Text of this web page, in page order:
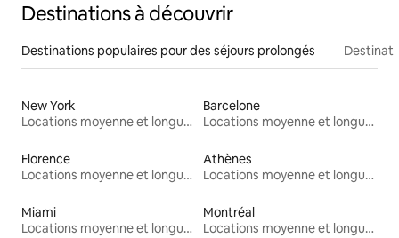
Destinations à découvrir
Destinations populaires pour des séjours prolongés
New York
Locations moyenne et longue durée
Barcelone
Locations moyenne et longue durée
Florence
Locations moyenne et longue durée
Athènes
Locations moyenne et longue durée
Miami
Locations moyenne et longue durée
Montréal
Locations moyenne et longue durée